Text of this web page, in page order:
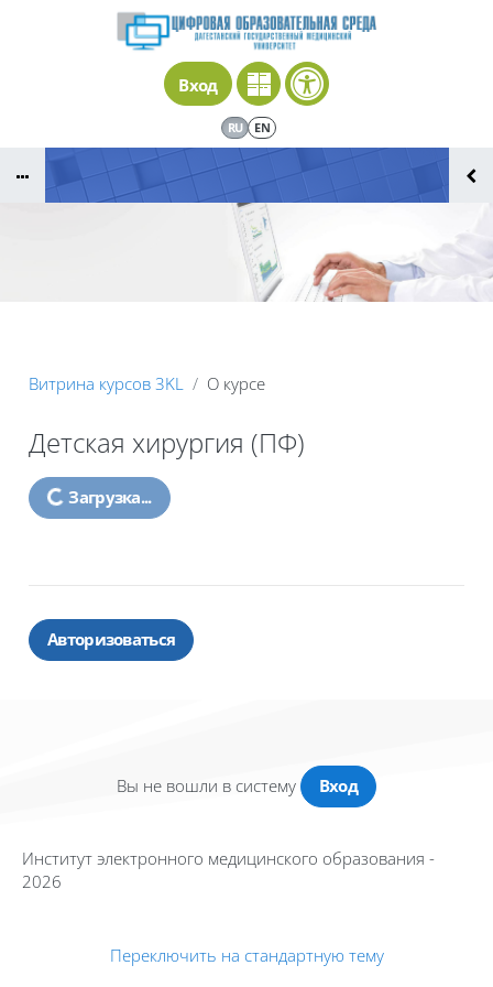
Перейти к основному содержанию
Вход
RU EN
Витрина курсов 3KL О курсе
Детская хирургия (ПФ)
Загрузка...
Авторизоваться
Вы не вошли в систему Вход
Институт электронного медицинского образования -
2026
Переключить на стандартную тему